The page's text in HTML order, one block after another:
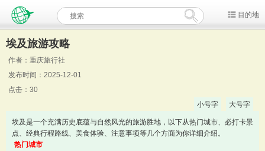
目的地
埃及旅游攻略
作者：重庆旅行社
发布时间：2025-12-01
点击：30
小号字
大号字
埃及是一个充满历史底蕴与自然风光的旅游胜地，以下从热门城市、必打卡景
点、经典行程路线、美食体验、注意事项等几个方面为你详细介绍。
热门城市